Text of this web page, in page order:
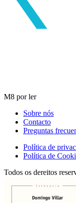
M8 por ler
Sobre nós
Contacto
Preguntas
Política de
Política de
Todos os dereitos